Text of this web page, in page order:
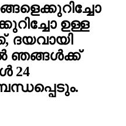
ഉള്ള
ഞങ്ങൾക്ക്
24